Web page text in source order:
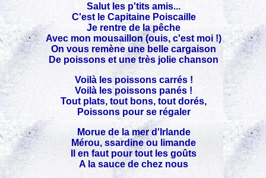
Salut les p'tits amis...
C'est le Capitaine Poiscaille
Je rentre de la pêche
Avec mon mousaillon (ouis, c'est moi !)
On vous remène une belle cargaison
De poissons et une très jolie chanson
Voilà les poissons carrés !
Voilà les poissons panés !
Tout plats, tout bons, tout dorés,
Poissons pour se régaler
Morue de la mer d'Irlande
Mérou, ssardine ou limande
Il en faut pour tout les goûts
A la sauce de chez nous